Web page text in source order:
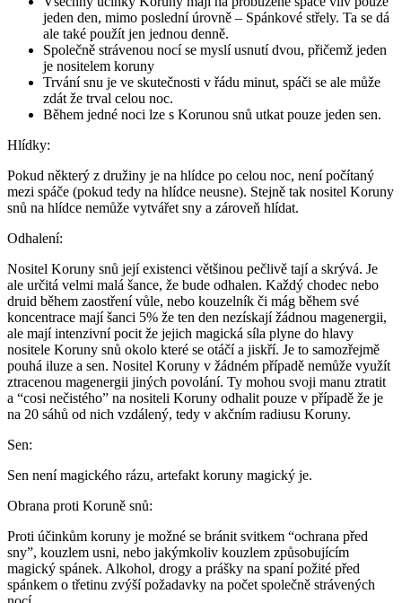
jeden den, mimo poslední úrovně – Spánkové střely. Ta se dá
ale také použít jen jednou denně.
Společně strávenou nocí se myslí usnutí dvou, přičemž jeden
je nositelem koruny
Trvání snu je ve skutečnosti v řádu minut, spáči se ale může
zdát že trval celou noc.
Během jedné noci lze s Korunou snů utkat pouze jeden sen.
Hlídky:
Pokud některý z družiny je na hlídce po celou noc, není počítaný
mezi spáče (pokud tedy na hlídce neusne). Stejně tak nositel Koruny
snů na hlídce nemůže vytvářet sny a zároveň hlídat.
Odhalení:
Nositel Koruny snů její existenci většinou pečlivě tají a skrývá. Je
ale určitá velmi malá šance, že bude odhalen. Každý chodec nebo
druid během zaostření vůle, nebo kouzelník či mág během své
koncentrace mají šanci 5% že ten den nezískají žádnou magenergii,
ale mají intenzivní pocit že jejich magická síla plyne do hlavy
nositele Koruny snů okolo které se otáčí a jiskří. Je to samozřejmě
pouhá iluze a sen. Nositel Koruny v žádném případě nemůže využít
ztracenou magenergii jiných povolání. Ty mohou svoji manu ztratit
a “cosi nečistého” na nositeli Koruny odhalit pouze v případě že je
na 20 sáhů od nich vzdálený, tedy v akčním radiusu Koruny.
Sen:
Sen není magického rázu, artefakt koruny magický je.
Obrana proti Koruně snů:
Proti účinkům koruny je možné se bránit svitkem “ochrana před
sny”, kouzlem usni, nebo jakýmkoliv kouzlem způsobujícím
magický spánek. Alkohol, drogy a prášky na spaní požité před
spánkem o třetinu zvýší požadavky na počet společně strávených